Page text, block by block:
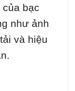
bạc
như ảnh
và hiệu